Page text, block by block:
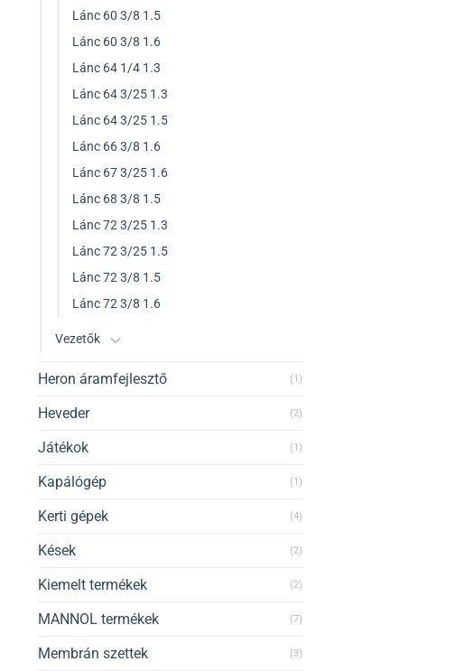
Lánc 60 3/8 1.5
Lánc 60 3/8 1.6
Lánc 64 1/4 1.3
Lánc 64 3/25 1.3
Lánc 64 3/25 1.5
Lánc 66 3/8 1.6
Lánc 67 3/25 1.6
Lánc 68 3/8 1.5
Lánc 72 3/25 1.3
Lánc 72 3/25 1.5
Lánc 72 3/8 1.5
Lánc 72 3/8 1.6
Vezetők
Heron áramfejlesztő (1)
Heveder (2)
Játékok (1)
Kapálógép (1)
Kerti gépek (4)
Kések (2)
Kiemelt termékek (2)
MANNOL termékek (7)
Membrán szettek (3)